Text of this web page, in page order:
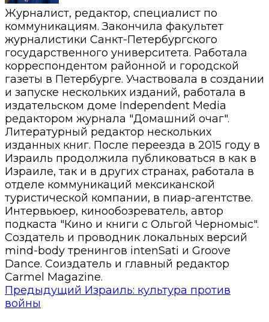
Журналист, редактор, специалист по
коммуникациям. Закончила факультет
журналистики Санкт-Петербургского
государственного университета. Работала
корреспондентом районной и городской
газеты в Петербурге. Участвовала в создании
и запуске нескольких изданий, работала в
издательском доме Independent Media
редактором журнала "Домашний очаг".
Литературный редактор нескольких
изданных книг. После переезда в 2015 году в
Израиль продолжила публиковаться в как в
Израиле, так и в других странах, работала в
отделе коммуникаций мексиканской
туристической компании, в пиар-агентстве.
Интервьюер, кинообозреватель, автор
подкаста "Кино и книги с Ольгой Черномыс".
Создатель и проводник локальных версий
mind-body тренингов intenSati и Groove
Dance. Соиздатель и главный редактор
Carmel Magazine.
Предыдущий Израиль: культура против
войны